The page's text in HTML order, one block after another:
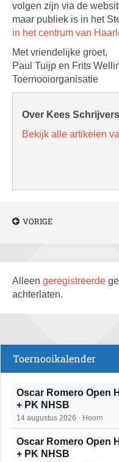
volgen zijn via de
maar publiek is in het
in het centrum van
Met vriendelijke groet,
Paul Tuijp en Frits
Toernooiorganisatie
Over Kees Schrijvers
Bekijk alle artikelen
VORIGE
Alleen geregistreerde
achterlaten.
Toernooikalender
Oscar Romero Open
+ PK NHSB
14 augustus 2026 · Hoorn
Oscar Romero Open
+ PK NHSB